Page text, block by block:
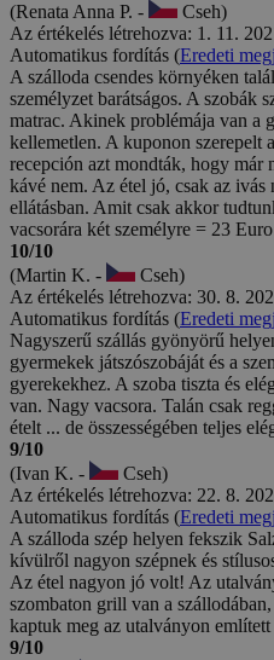
(Renata Anna P. -
Cseh)
Az értékelés létrehozva: 1. 11.
Automatikus fordítás (Eredeti
A szálloda csendes környéken
személyzet barátságos. A szobák
matrac. Akinek problémája van a
kellemetlen. A kuponon szerepelt
recepción azt mondták, hogy már
kávé nem. Az étel jó, csak az ivás
ellátásban. Amit csak akkor
vacsorára két személyre = 23
10/10
(Martin K. -
Cseh)
Az értékelés létrehozva: 30. 8.
Automatikus fordítás (Eredeti
Nagyszerű szállás gyönyörű
gyermekek játszószobáját és a
gyerekekhez. A szoba tiszta és
van. Nagy vacsora. Talán csak
ételt ... de összességében teljes
9/10
(Ivan K. -
Cseh)
Az értékelés létrehozva: 22. 8.
Automatikus fordítás (Eredeti
A szálloda szép helyen fekszik
kívülről nagyon szépnek és
Az étel nagyon jó volt! Az
szombaton grill van a
kaptuk meg az utalványon
9/10